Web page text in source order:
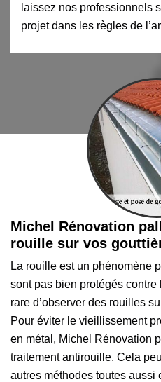
laissez nos professionnels
projet dans les règles de
Michel Rénovation
rouille sur vos
La rouille est un phénomène
sont pas bien protégés contre
rare d’observer des rouilles
Pour éviter le vieillissement
en métal, Michel Rénovation
traitement antirouille. Cela
autres méthodes toutes aussi